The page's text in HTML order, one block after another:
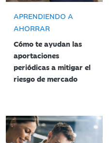
APRENDIENDO A
AHORRAR
Cómo te ayudan las
aportaciones
periódicas a mitigar el
riesgo de mercado